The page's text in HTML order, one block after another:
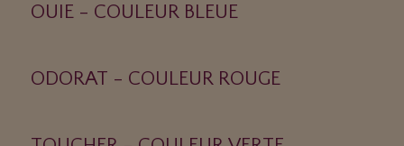
OUIE - COULEUR BLEUE
ODORAT - COULEUR ROUGE